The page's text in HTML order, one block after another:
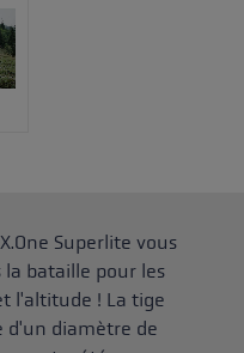
Superlite vous
la bataille pour les
l'altitude ! La tige
diamètre de